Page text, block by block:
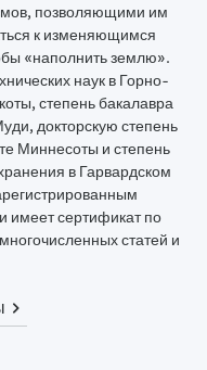
позволяющими им
к изменяющимся
«наполнить землю».
наук в Горно-
степень бакалавра
докторскую степень
Миннесоты и степень
в Гарвардском
сертификат по
статей и